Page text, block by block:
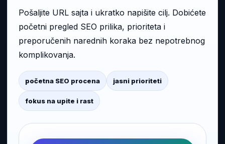
Pošaljite URL sajta i ukratko napišite cilj. Dobićete
početni pregled SEO prilika, prioriteta i
preporučenih narednih koraka bez nepotrebnog
komplikovanja.
početna SEO procena jasni prioriteti
fokus na upite i rast